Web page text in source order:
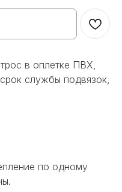
в оплетке ПВХ,
службы подвязок,
по одному